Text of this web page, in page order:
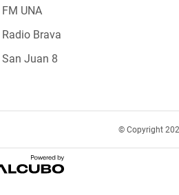
FM UNA
Radio Brava
San Juan 8
© Copyright